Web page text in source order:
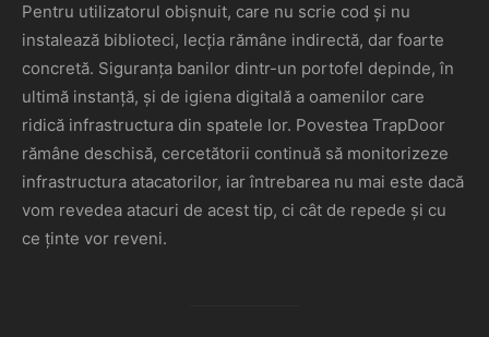
Pentru utilizatorul obișnuit, care nu scrie cod și nu
instalează biblioteci, lecția rămâne indirectă, dar foarte
concretă. Siguranța banilor dintr-un portofel depinde, în
ultimă instanță, și de igiena digitală a oamenilor care
ridică infrastructura din spatele lor. Povestea TrapDoor
rămâne deschisă, cercetătorii continuă să monitorizeze
infrastructura atacatorilor, iar întrebarea nu mai este dacă
vom revedea atacuri de acest tip, ci cât de repede și cu
ce ținte vor reveni.